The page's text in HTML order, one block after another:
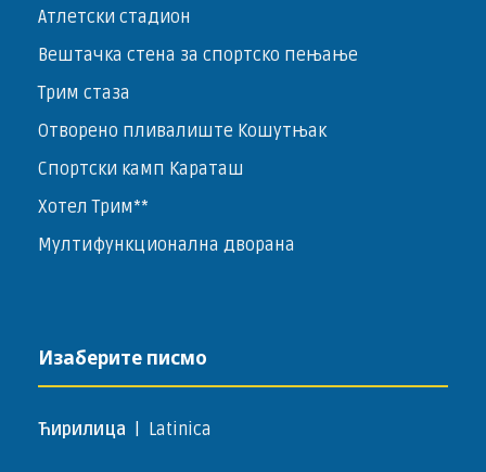
Атлетски стадион
Вештачка стена за спортско пењање
Трим стаза
Отворено пливалиште Кошутњак
Спортски камп Караташ
Хотел Трим**
Мултифункционална дворана
Изаберите писмо
Ћирилица Latinica